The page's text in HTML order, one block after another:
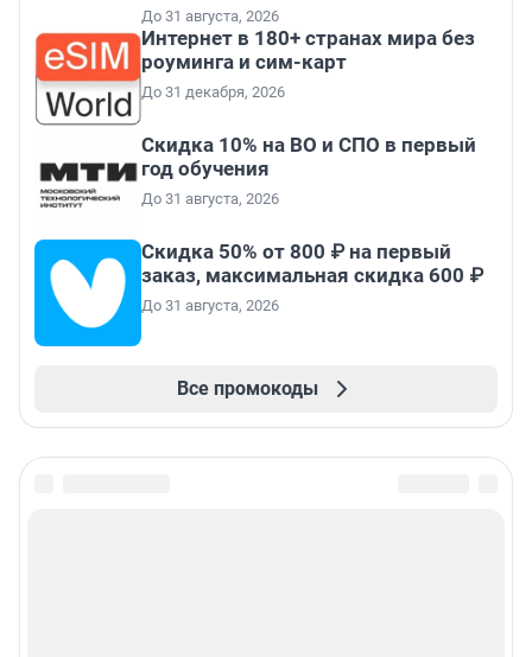
До 31 августа, 2026
Интернет в 180+ странах мира без
роуминга и сим-карт
До 31 декабря, 2026
Скидка 10% на ВО и СПО в первый
год обучения
До 31 августа, 2026
Скидка 50% от 800 ₽ на первый
заказ, максимальная скидка 600 ₽
До 31 августа, 2026
Все промокоды